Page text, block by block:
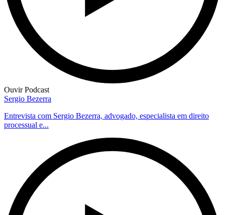
Ouvir Podcast
Sergio Bezerra
Entrevista com Sergio Bezerra, advogado, especialista em direito
processual e...